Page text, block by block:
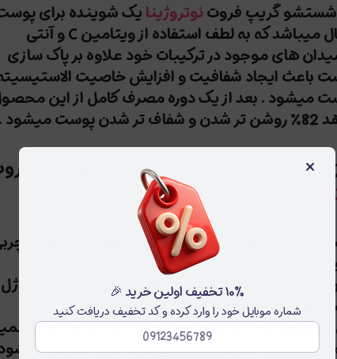
گریپ فروتنوتروژینایک شوینده برای
نرمال میباشد که به لطف استفاده از ویتامین C و آنتی
های موجود در ترکیبات خود علاوه بر پاک سازی
باعث ایجاد شفافیت و افزایش خاصیت
میشود . بعد از یک دوره مصرف کامل از این
پوست میشود .
های منحصر به فردژل شستشو
گریپ
کننده عمیق پوست از آلودگی های محیطی و
وجوده عصاره گریپ فروت و ویتامین C در ترکیبات این ژل
باعث شادابی و روشن تر شدن پوست میشود
محصول فاقد پارابن و مواد حساسیت زا بوده و از
از ایجاد حساسیت برای پوست های حساس
×
۱۰٪ تخفیف اولین خرید 🎉
شماره موبایل خود را وارد کرده و کد تخفیف دریافت کنید